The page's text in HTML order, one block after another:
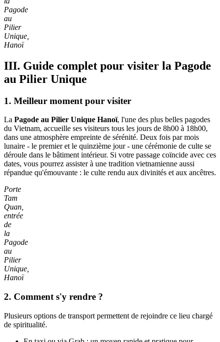
Pagode
au
Pilier
Unique,
Hanoï
III. Guide complet pour visiter la Pagode
au Pilier Unique
1. Meilleur moment pour visiter
La Pagode au Pilier Unique Hanoï, l'une des plus belles pagodes
du Vietnam, accueille ses visiteurs tous les jours de 8h00 à 18h00,
dans une atmosphère empreinte de sérénité. Deux fois par mois
lunaire - le premier et le quinzième jour - une cérémonie de culte se
déroule dans le bâtiment intérieur. Si votre passage coïncide avec ces
dates, vous pourrez assister à une tradition vietnamienne aussi
répandue qu'émouvante : le culte rendu aux divinités et aux ancêtres.
Porte
Tam
Quan,
entrée
de
la
Pagode
au
Pilier
Unique,
Hanoï
2. Comment s'y rendre ?
Plusieurs options de transport permettent de rejoindre ce lieu chargé
de spiritualité.